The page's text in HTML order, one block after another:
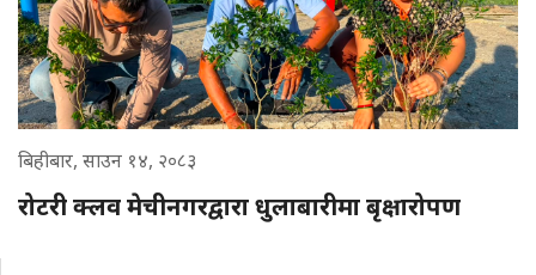
बिहीबार, साउन १४, २०८३
रोटरी क्लव मेचीनगरद्वारा धुलाबारीमा बृक्षारोपण